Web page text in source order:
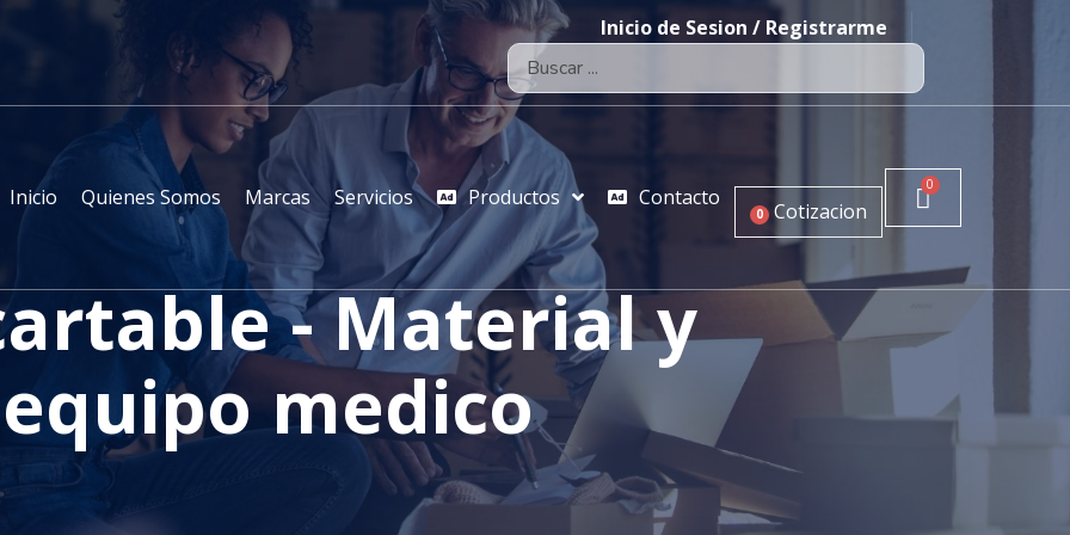
Inicio de Sesion / Registrarme
Inicio Quienes Somos Marcas Servicios Productos Contacto
0 Cotizacion
- Material y
equipo medico